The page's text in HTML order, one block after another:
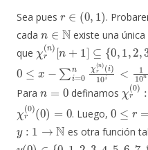
Sea pues
0,
.
cada
N
existe una
que
r(n) n ] 0,1 3 4
0 =0nχ n)
(i 10n
Para
0
definamos
r(0
r(0)(0 0
. Luego,
0
(0
y: → N
es otra función
y (0) 0,1 3 4 6, 7, 8,